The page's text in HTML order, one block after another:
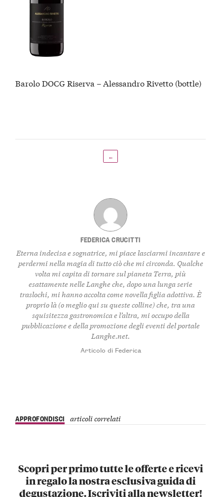
Barolo DOCG Riserva – Alessandro Rivetto (bottle)
←
FEDERICA CRUCITTI
Eterna indecisa e sognatrice, mi piace lasciarmi incantare e
perdermi nella magia di tutto ciò che mi circonda. Qualche
volta mi capita di tornare sul pianeta Terra, più
esattamente nelle Langhe che, dopo una lunga serie
traslochi, mi hanno accolta come novella figlia adottiva. È
proprio là (o meglio qui su queste colline) che, tra una
squisitezza gastronomica e l’altra, mi occupo della
pubblicazione e della promozione degli eventi del portale
Langhe.net.
Articolo di Federica
APPROFONDISCI articoli correlati
Scopri per primo tutte le offerte e ricevi
in regalo la nostra esclusiva guida di
degustazione. Iscriviti alla newsletter!